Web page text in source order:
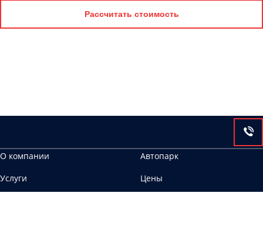
Рассчитать стоимость
О компании
Автопарк
Услуги
Цены